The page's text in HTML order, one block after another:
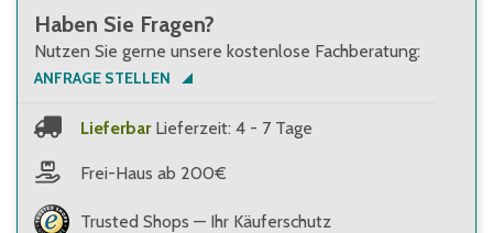
Haben Sie Fragen?
Nutzen Sie gerne unsere kostenlose Fachberatung:
ANFRAGE STELLEN
Lieferbar Lieferzeit: 4 - 7 Tage
Frei-Haus ab 200€
Trusted Shops — Ihr Käuferschutz